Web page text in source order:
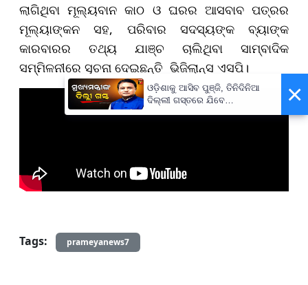
ଲାଗିଥିବା ମୂଲ୍ୟବାନ କାଠ ଓ ଘରର ଆସବାବ ପତ୍ରର
ମୂଲ୍ୟାଙ୍କନ ସହ, ପରିବାର ସଦସ୍ୟଙ୍କ ବ୍ୟାଙ୍କ
କାରବାରର ତଥ୍ୟ ଯାଞ୍ଚ ଚାଲିଥିବା ସାମ୍ବାଦିକ
ସମ୍ମିଳନୀରେ ସୂଚନା ଦେଇଛନ୍ତି ଭିଜିଲାନ୍ସ ଏସପି।
Tags: prameyanews7
×
ଓଡ଼ିଶାକୁ ଆସିବ ପୁଞ୍ଜି, ତିନିଦିନିଆ
ଦିଲ୍ଲୀ ଗସ୍ତରେ ଯିବେ